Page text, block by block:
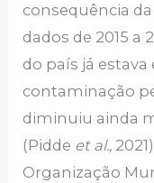
consequência da
dados de 2015 a
do país já estava
contaminação
diminuiu ainda
(Pidde et al.,
Organização